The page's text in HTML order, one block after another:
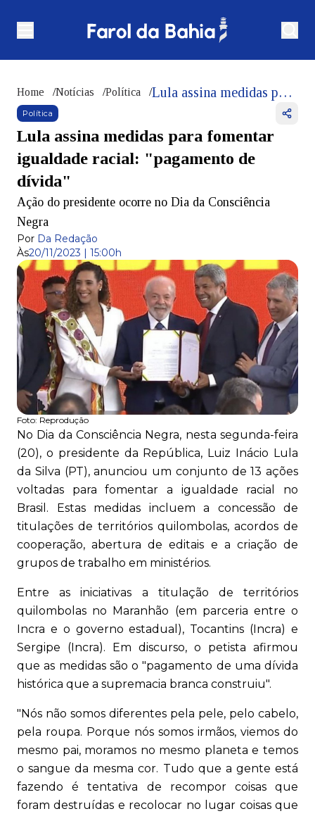
Home /Notícias /Política / Lula assina medidas para fomentar igualdade racial: "pagamento de dívida"
Política
Lula assina medidas para fomentar
igualdade racial: "pagamento de
dívida"
Ação do presidente ocorre no Dia da Consciência
Negra
Por Da Redação
Às20/11/2023 | 15:00h
Foto: Reprodução
No Dia da Consciência Negra, nesta segunda-feira
(20), o presidente da República, Luiz Inácio Lula
da Silva (PT), anunciou um conjunto de 13 ações
voltadas para fomentar a igualdade racial no
Brasil. Estas medidas incluem a concessão de
titulações de territórios quilombolas, acordos de
cooperação, abertura de editais e a criação de
grupos de trabalho em ministérios.
Entre as iniciativas a titulação de territórios
quilombolas no Maranhão (em parceria entre o
Incra e o governo estadual), Tocantins (Incra) e
Sergipe (Incra). Em discurso, o petista afirmou
que as medidas são o "pagamento de uma dívida
histórica que a supremacia branca construiu".
"Nós não somos diferentes pela pele, pelo cabelo,
pela roupa. Porque nós somos irmãos, viemos do
mesmo pai, moramos no mesmo planeta e temos
o sangue da mesma cor. Tudo que a gente está
fazendo é tentativa de recompor coisas que
foram destruídas e recolocar no lugar coisas que